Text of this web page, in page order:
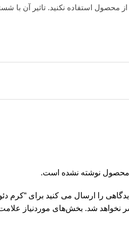
از محصول استفاده نکنید. تاثیر آن با
محصول نوشته نشده است.
را ارسال می کنید برای “کرم
نخواهد شد. بخش‌های موردنیاز